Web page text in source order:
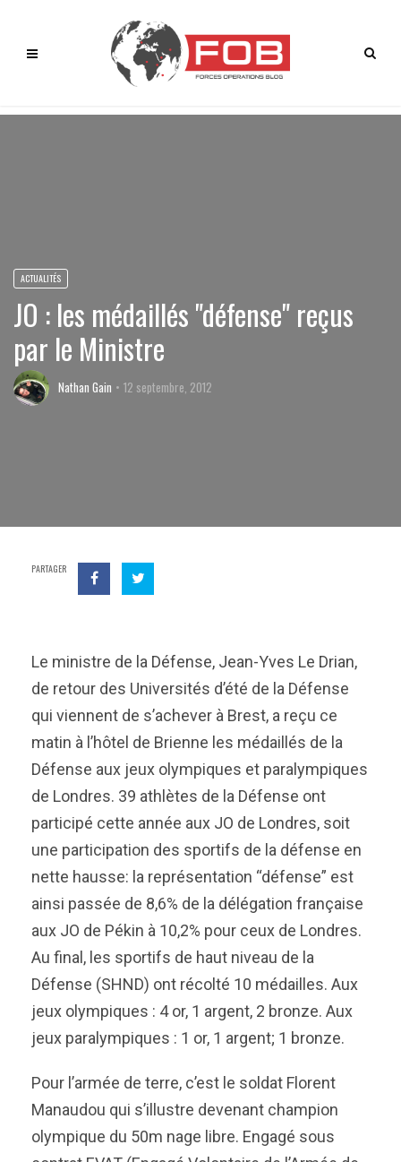
ACTUALITÉS
JO : les médaillés "défense" reçus
par le Ministre
Nathan Gain 12 septembre, 2012
PARTAGER
Le ministre de la Défense, Jean-Yves Le Drian,
de retour des Universités d’été de la Défense
qui viennent de s’achever à Brest, a reçu ce
matin à l’hôtel de Brienne les médaillés de la
Défense aux jeux olympiques et paralympiques
de Londres. 39 athlètes de la Défense ont
participé cette année aux JO de Londres, soit
une participation des sportifs de la défense en
nette hausse: la représentation “défense” est
ainsi passée de 8,6% de la délégation française
aux JO de Pékin à 10,2% pour ceux de Londres.
Au final, les sportifs de haut niveau de la
Défense (SHND) ont récolté 10 médailles. Aux
jeux olympiques : 4 or, 1 argent, 2 bronze. Aux
jeux paralympiques : 1 or, 1 argent; 1 bronze.
Pour l’armée de terre, c’est le soldat Florent
Manaudou qui s’illustre devenant champion
olympique du 50m nage libre. Engagé sous